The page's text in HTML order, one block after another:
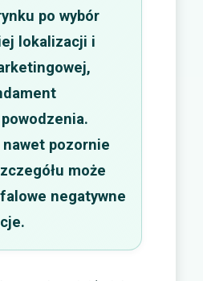
po wybór
lokalizacji i
pozornie
może
negatywne